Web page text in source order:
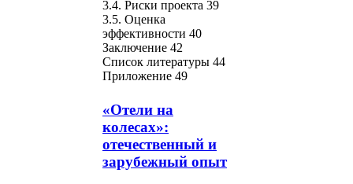
3.4. Риски проекта 39
3.5. Оценка
эффективности 40
Заключение 42
Список литературы 44
Приложение 49
«Отели на
колесах»:
отечественный и
зарубежный опыт